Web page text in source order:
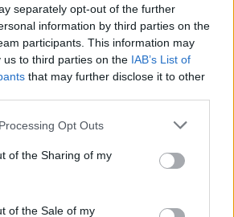
separately opt-out of the further
information by third parties on the
participants. This information may
us to third parties on the IAB’s List of
that may further disclose it to other
website/app uses one or more Google
or usage behaviour. You may click to
to Google and its third-party tags to
specified purposes in below Google
Opt Outs
of the Sharing of my
of the Sale of my